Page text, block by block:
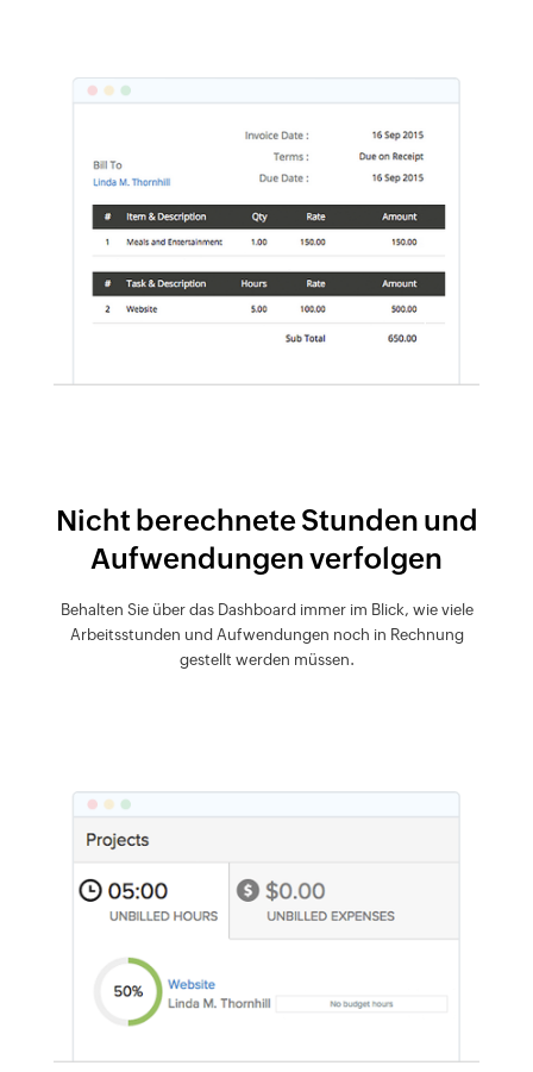
Nicht berechnete Stunden und
Aufwendungen verfolgen
Behalten Sie über das Dashboard immer im Blick, wie viele
Arbeitsstunden und Aufwendungen noch in Rechnung
gestellt werden müssen.